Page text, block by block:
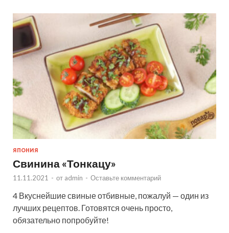
ЯПОНИЯ
Свинина «Тонкацу»
11.11.2021 - от admin - Оставьте комментарий
4 Вкуснейшие свиные отбивные, пожалуй — один из
лучших рецептов. Готовятся очень просто,
обязательно попробуйте!